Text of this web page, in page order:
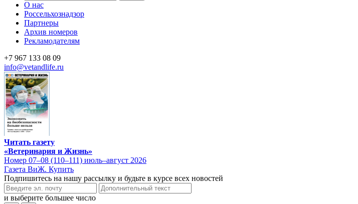
О нас
Россельхознадзор
Партнеры
Архив номеров
Рекламодателям
+7 967 133 08 09
info@vetandlife.ru
Читать газету
«Ветеринария и Жизнь»
Номер 07–08 (110–111) июль–август 2026
Газета ВиЖ. Купить
Подпишитесь на нашу рассылку и будьте в курсе всех новостей
и выберите большее число